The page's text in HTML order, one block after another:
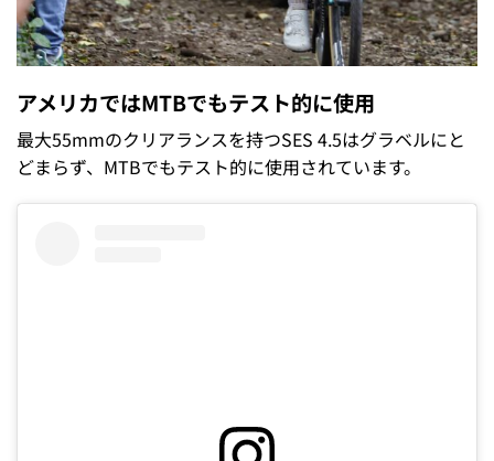
アメリカではMTBでもテスト的に使用
最大55mmのクリアランスを持つSES 4.5はグラベルにと
どまらず、MTBでもテスト的に使用されています。